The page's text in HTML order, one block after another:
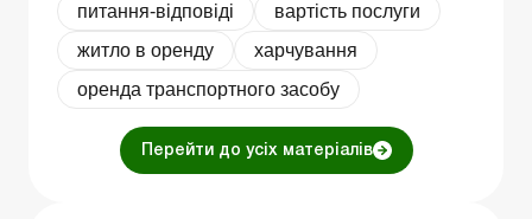
питання-відповіді
вартість послуги
житло в оренду
харчування
оренда транспортного засобу
Перейти до усіх матеріалів